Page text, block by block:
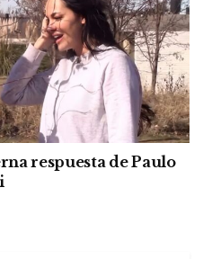
respuesta de Paulo